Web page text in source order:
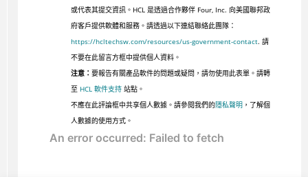
或代表其提交資訊。HCL 是透過合作夥伴 Four, Inc. 向美國聯邦政
府客戶提供軟體和服務。請透過以下連結聯絡此團隊：
https://hcltechsw.com/resources/us-government-contact. 請
不要在此留言方框中提供個人資料。
注意： 要報告有關產品軟件的問題或疑問，請勿使用此表單。請轉
至 HCL 軟件支持站點。
不應在此評論框中共享個人數據。請參閱我們的隱私聲明 ，了解個
人數據的使用方式。